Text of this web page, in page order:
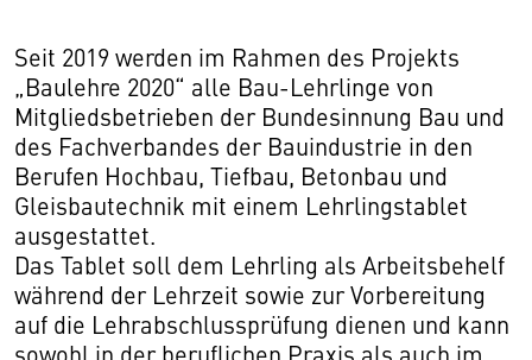
Seit 2019 werden im Rahmen des Projekts
„Baulehre 2020“ alle Bau-Lehrlinge von
Mitgliedsbetrieben der Bundesinnung Bau und
des Fachverbandes der Bauindustrie in den
Berufen Hochbau, Tiefbau, Betonbau und
Gleisbautechnik mit einem Lehrlingstablet
ausgestattet.
Das Tablet soll dem Lehrling als Arbeitsbehelf
während der Lehrzeit sowie zur Vorbereitung
auf die Lehrabschlussprüfung dienen und kann
sowohl in der beruflichen Praxis als auch im